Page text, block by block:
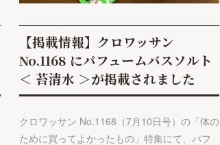
【掲載情報】クロワッサン
No.1168 にパフュームバスソルト
＜ 苔清水 ＞が掲載されました
クロワッサン No.1168（7月10日号）の「体の
ために買ってよかったもの」特集にて、パフ